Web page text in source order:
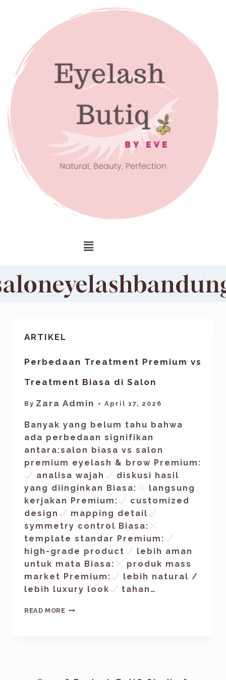
ARTIKEL
Perbedaan Treatment Premium vs
Treatment Biasa di Salon
By Zara Admin April 17, 2026
Banyak yang belum tahu bahwa
ada perbedaan signifikan
antara:salon biasa vs salon
premium eyelash & brow Premium:
analisa wajah
diskusi hasil
yang diinginkan Biasa:
langsung
kerjakan Premium:
customized
design
mapping detail
symmetry control Biasa:
template standar Premium:
high-grade product
lebih aman
untuk mata Biasa:
produk mass
market Premium:
lebih natural /
lebih luxury look
tahan…
READ MORE